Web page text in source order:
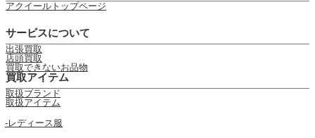
アクイールトップページ
サービスについて
出張買取
店頭買取
買取できないお品物
買取アイテム
取扱ブランド
取扱アイテム
レディース服